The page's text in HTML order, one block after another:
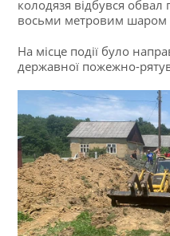
колодязя відбувся
восьми метровим шаром
На місце події було
державної пожежно-